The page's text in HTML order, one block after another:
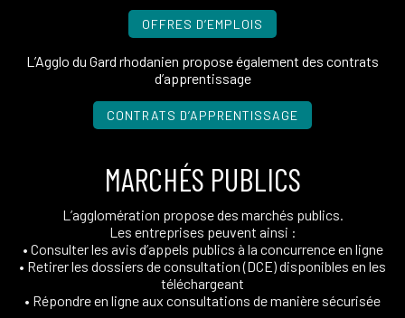
OFFRES D’EMPLOIS
L’Agglo du Gard rhodanien propose également des contrats
d’apprentissage
CONTRATS D’APPRENTISSAGE
MARCHÉS PUBLICS
L’agglomération propose des marchés publics.
Les entreprises peuvent ainsi :
• Consulter les avis d’appels publics à la concurrence en ligne
• Retirer les dossiers de consultation (DCE) disponibles en les
téléchargeant
• Répondre en ligne aux consultations de manière sécurisée